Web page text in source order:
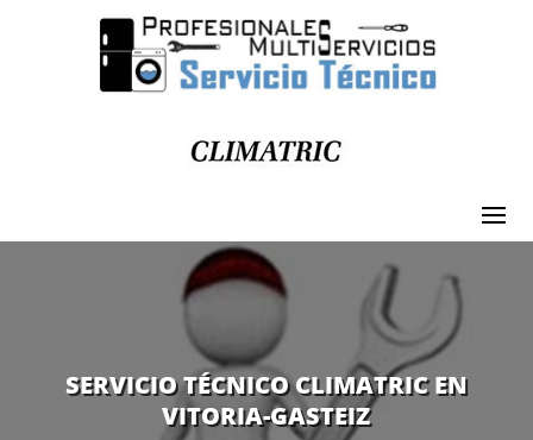
SERVICIO TÉCNICO CLIMATRIC EN
VITORIA-GASTEIZ